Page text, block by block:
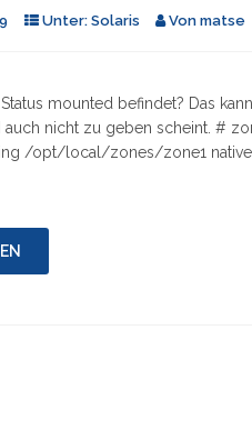
Unter: Solaris Von matse
mounted befindet? Das
auch nicht zu geben scheint. #
/opt/local/zones/zone1